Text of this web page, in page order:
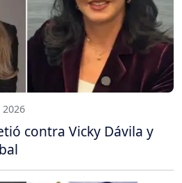
contra Vicky Dávila y